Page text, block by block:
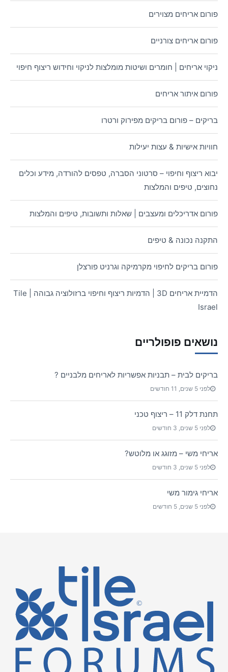
פורום אריחים מצוירים
פורום אריחים צורניים
ניקוי אריחים | חומרים ושיטות מומלצות לניקוי וחידוש ריצוף חיפוי
פורום איתור אריחים
בריקים – פורום בריקים מפירוק ורטרו
חוויות אישיות & עצות יעילות
יבוא ריצוף וחיפוי – סרטוני הסברה, טפסים להורדה, מידע וכלים
נחוצים, טיפים והמלצות
פורום אדריכלים ומעצבים | שאלות ותשובות, טיפים והמלצות
התקנה נכונה & טיפים
פורום בריקים לחיפוי מקרמיקה וגרניט פורצלן
הדמיית אריחים 3D | הדמיות ריצוף וחיפוי ברזולוציה גבוהה | Tile
Israel
נושאים פופולריים
בריקים לבית – תבניות אפשריות לאריחים מלבניים ?
לפני 5 שנים, 11 חודשים
תחנת דלק 11 – ריצוף טכני
לפני 5 שנים, 3 חודשים
אריחי משי – מזוגג או מלוטש?
לפני 5 שנים, 3 חודשים
אריחי גימור משי
לפני 5 שנים, 5 חודשים